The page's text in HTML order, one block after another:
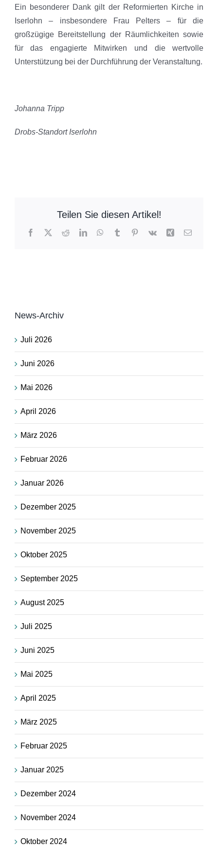
Ein besonderer Dank gilt der Reformierten Kirche in
Iserlohn – insbesondere Frau Pelters – für die
großzügige Bereitstellung der Räumlichkeiten sowie
für das engagierte Mitwirken und die wertvolle
Unterstützung bei der Durchführung der Veranstaltung.
Johanna Tripp
Drobs-Standort Iserlohn
Teilen Sie diesen Artikel!
Facebook
X RedditLinkedInWhatsApp
TumblrPinterest
Vk Xing E-
News-Archiv
Juli 2026
Juni 2026
Mai 2026
April 2026
März 2026
Februar 2026
Januar 2026
Dezember 2025
November 2025
Oktober 2025
September 2025
August 2025
Juli 2025
Juni 2025
Mai 2025
April 2025
März 2025
Februar 2025
Januar 2025
Dezember 2024
November 2024
Oktober 2024